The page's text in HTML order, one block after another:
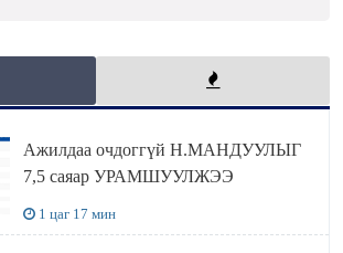
Ажилдаа очдоггүй Н.МАНДУУЛЫГ
7,5 саяар УРАМШУУЛЖЭЭ
1 цаг 17 мин